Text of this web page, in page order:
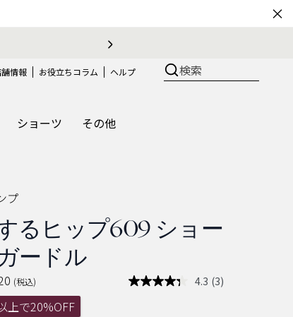
×
舗情報 お役立ちコラム ヘルプ
ショーツ その他
検索
プ
るヒップ609 ショー
ガードル
(税込) 4.3 レ
(3)
上で20%OFF